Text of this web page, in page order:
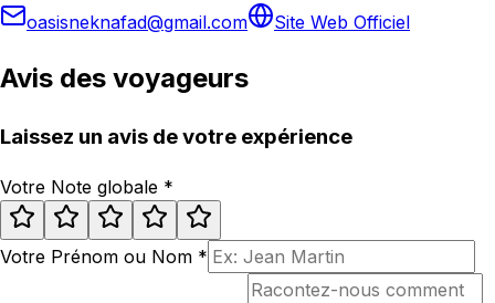
oasisneknafad@gmail.com Site Web Officiel
Avis des voyageurs
Laissez un avis de votre expérience
Votre Note globale *
Votre Prénom ou Nom *